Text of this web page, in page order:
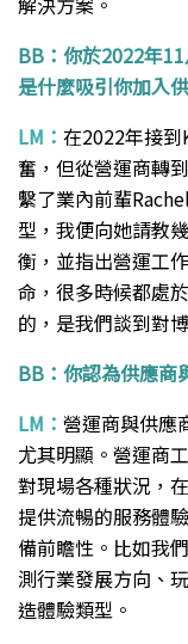
BB：你於2022年
是什麼吸引你加入
LM： 在2022年接
奮，但從營運商轉
繫了業內前輩
型，我便向她請教
衡，並指出營運工
命，很多時候都處
的，是我們談到對
BB：你認為供應商
LM： 營運商與供應
尤其明顯。營運商
對現場各種狀況，
提供流暢的服務體
備前瞻性。比如我
測行業發展方向、
造體驗類型。